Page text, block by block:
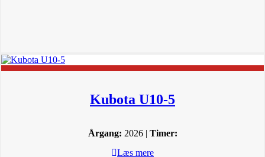
Kubota U10-5
Årgang: 2026 | Timer:
Læs mere